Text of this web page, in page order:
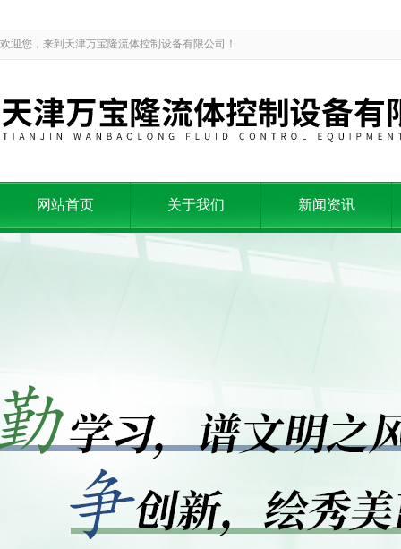
欢迎您，来到天津万宝隆流体控制设备有限公司！
网站首页 关于我们 新闻资讯